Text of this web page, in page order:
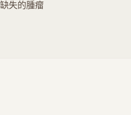
失的腫瘤